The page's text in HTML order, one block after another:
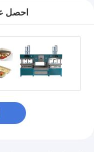
احصل